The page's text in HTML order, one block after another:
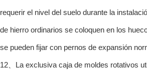
requerir el nivel del suelo durante la
de hierro ordinarios se coloquen en los
se pueden fijar con pernos de expansión
12、La exclusiva caja de moldes rotativos